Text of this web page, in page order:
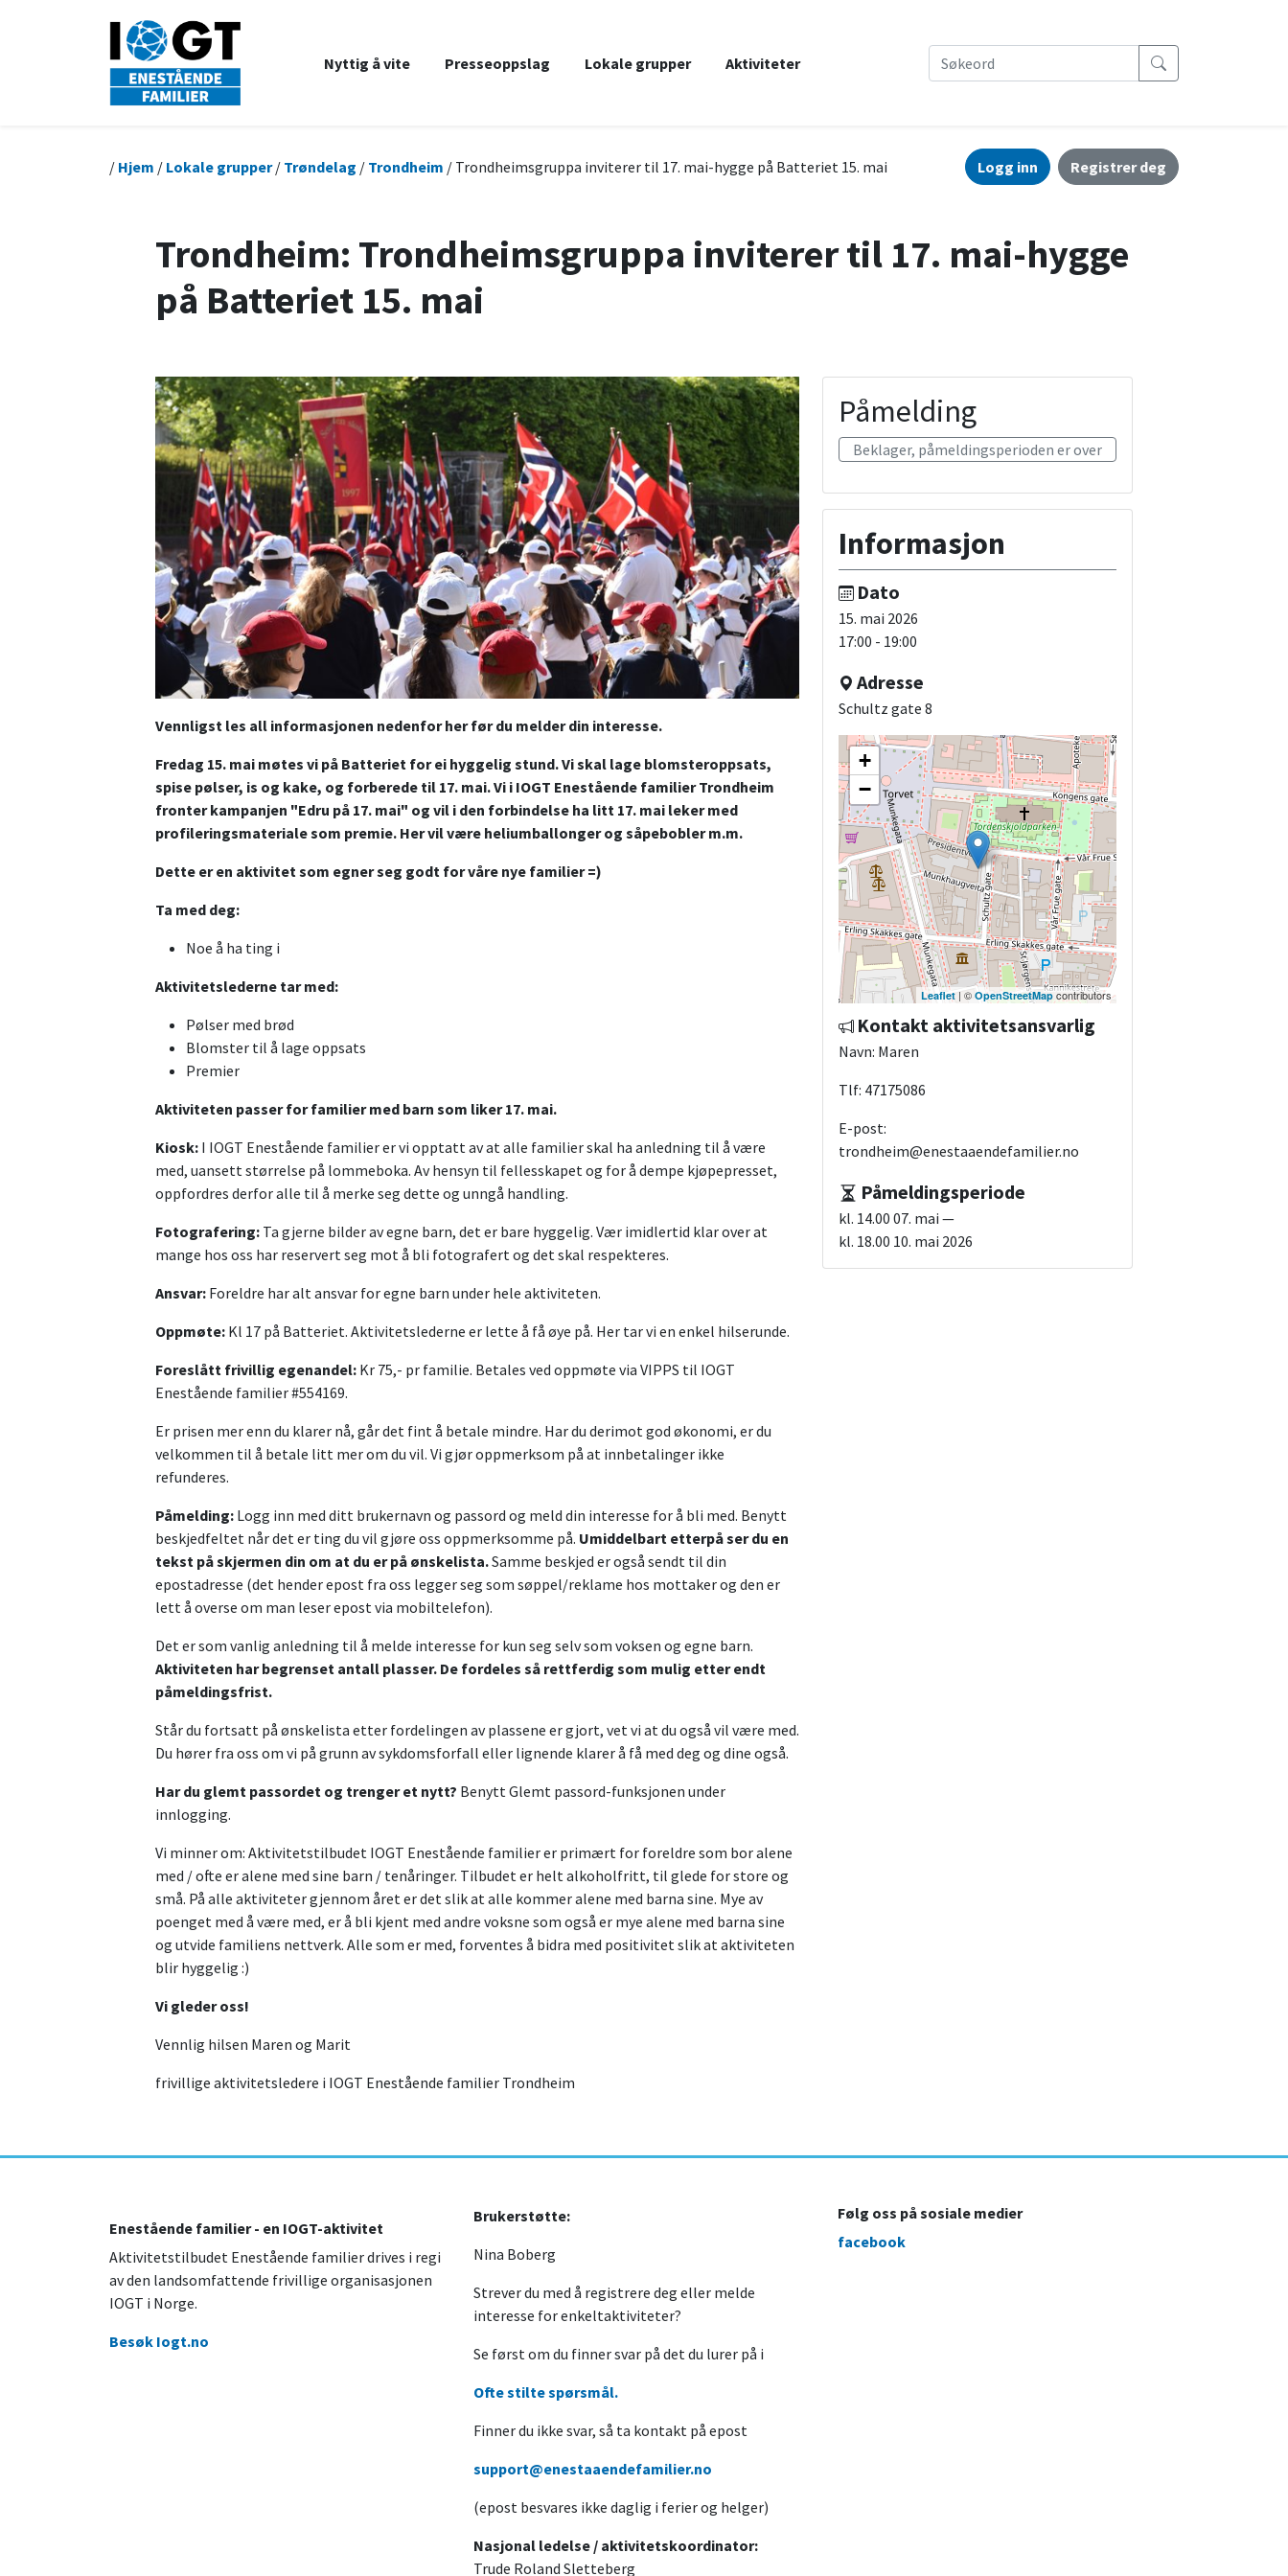
Nyttig å vite Presseoppslag Lokale grupper Aktiviteter
Logg inn Registrer deg
/ Hjem / Lokale grupper/ Trøndelag / Trondheim / Trondheimsgruppa inviterer til 17. mai-hygge på Batteriet 15. mai
Trondheim: Trondheimsgruppa inviterer til 17. mai-hygge
på Batteriet 15. mai
Vennligst les all informasjonen nedenfor her før du melder din interesse.
Fredag 15. mai møtes vi på Batteriet for ei hyggelig stund. Vi skal lage blomsteroppsats,
spise pølser, is og kake, og forberede til 17. mai. Vi i IOGT Enestående familier Trondheim
fronter kampanjen "Edru på 17. mai" og vil i den forbindelse ha litt 17. mai leker med
profileringsmateriale som premie. Her vil være heliumballonger og såpebobler m.m.
Dette er en aktivitet som egner seg godt for våre nye familier =)
Ta med deg:
Noe å ha ting i
Aktivitetslederne tar med:
Pølser med brød
Blomster til å lage oppsats
Premier
Aktiviteten passer for familier med barn som liker 17. mai.
Kiosk: I IOGT Enestående familier er vi opptatt av at alle familier skal ha anledning til å være
med, uansett størrelse på lommeboka. Av hensyn til fellesskapet og for å dempe kjøpepresset,
oppfordres derfor alle til å merke seg dette og unngå handling.
Fotografering: Ta gjerne bilder av egne barn, det er bare hyggelig. Vær imidlertid klar over at
mange hos oss har reservert seg mot å bli fotografert og det skal respekteres.
Ansvar: Foreldre har alt ansvar for egne barn under hele aktiviteten.
Oppmøte: Kl 17 på Batteriet. Aktivitetslederne er lette å få øye på. Her tar vi en enkel hilserunde.
Foreslått frivillig egenandel: Kr 75,- pr familie. Betales ved oppmøte via VIPPS til IOGT
Enestående familier #554169.
Er prisen mer enn du klarer nå, går det fint å betale mindre. Har du derimot god økonomi, er du
velkommen til å betale litt mer om du vil. Vi gjør oppmerksom på at innbetalinger ikke
refunderes.
Påmelding: Logg inn med ditt brukernavn og passord og meld din interesse for å bli med. Benytt
beskjedfeltet når det er ting du vil gjøre oss oppmerksomme på. Umiddelbart etterpå ser du en
tekst på skjermen din om at du er på ønskelista.Samme beskjed er også sendt til din
epostadresse (det hender epost fra oss legger seg som søppel/reklame hos mottaker og den er
lett å overse om man leser epost via mobiltelefon).
Det er som vanlig anledning til å melde interesse for kun seg selv som voksen og egne barn.
Aktiviteten har begrenset antall plasser. De fordeles så rettferdig som mulig etter endt
påmeldingsfrist.
Står du fortsatt på ønskelista etter fordelingen av plassene er gjort, vet vi at du også vil være med.
Du hører fra oss om vi på grunn av sykdomsforfall eller lignende klarer å få med deg og dine også.
Har du glemt passordet og trenger et nytt? Benytt Glemt passord-funksjonen under
innlogging.
Vi minner om: Aktivitetstilbudet IOGT Enestående familier er primært for foreldre som bor alene
med / ofte er alene med sine barn / tenåringer. Tilbudet er helt alkoholfritt, til glede for store og
små. På alle aktiviteter gjennom året er det slik at alle kommer alene med barna sine. Mye av
poenget med å være med, er å bli kjent med andre voksne som også er mye alene med barna sine
og utvide familiens nettverk. Alle som er med, forventes å bidra med positivitet slik at aktiviteten
blir hyggelig :)
Vi gleder oss!
Vennlig hilsen Maren og Marit
frivillige aktivitetsledere i IOGT Enestående familier Trondheim
Påmelding
Beklager, påmeldingsperioden er over
Informasjon
Dato
15. mai 2026
17:00 - 19:00
Adresse
Schultz gate 8
+
−
Leaflet | © OpenStreetMapcontributors
Kontakt aktivitetsansvarlig
Navn: Maren
Tlf: 47175086
E-post:
trondheim@enestaaendefamilier.no
Påmeldingsperiode
kl. 14.00 07. mai —
kl. 18.00 10. mai 2026
Enestående familier - en IOGT-aktivitet
Aktivitetstilbudet Enestående familier drives i regi
av den landsomfattende frivillige organisasjonen
IOGT i Norge.
Besøk Iogt.no
Brukerstøtte:
Nina Boberg
Strever du med å registrere deg eller melde
interesse for enkeltaktiviteter?
Se først om du finner svar på det du lurer på i
Ofte stilte spørsmål.
Finner du ikke svar, så ta kontakt på epost
support@enestaaendefamilier.no
(epost besvares ikke daglig i ferier og helger)
Nasjonal ledelse / aktivitetskoordinator:
Trude Roland Sletteberg
Følg oss på sosiale medier
facebook